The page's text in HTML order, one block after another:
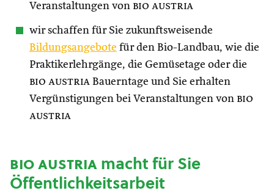
Veranstaltungen von bio austria
wir schaffen für Sie zukunftsweisende
Bildungsangebote für den Bio-Landbau, wie die
Praktikerlehrgänge, die Gemüsetage oder die
bio austria Bauerntage und Sie erhalten
Vergünstigungen bei Veranstaltungen von bio
austria
bio austriamacht für Sie
Öffentlichkeitsarbeit